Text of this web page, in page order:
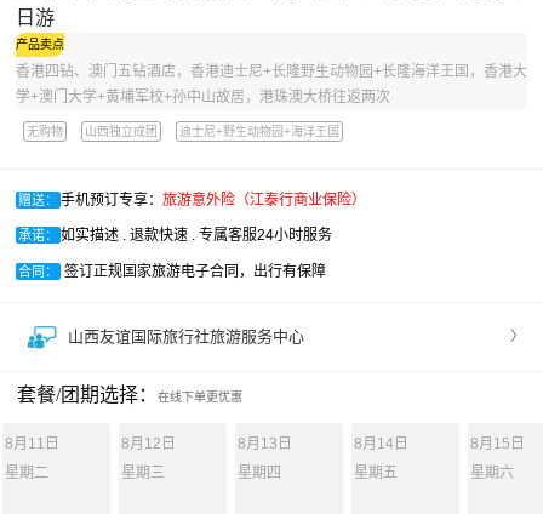
日游
产品卖点
香港四钻、澳门五钻酒店，香港迪士尼+长隆野生动物园+长隆海洋王国，香港大
学+澳门大学+黄埔军校+孙中山故居，港珠澳大桥往返两次
无购物 山西独立成团 迪士尼+野生动物园+海洋王国
赠送： 手机预订专享： 旅游意外险（江泰行商业保险）
承诺： 如实描述 . 退款快速 . 专属客服24小时服务
合同： 签订正规国家旅游电子合同，出行有保障
山西友谊国际旅行社旅游服务中心 〉
套餐/团期选择： 在线下单更优惠
8月11日
星期二
8月12日
星期三
8月13日
星期四
8月14日
星期五
8月15日
星期六